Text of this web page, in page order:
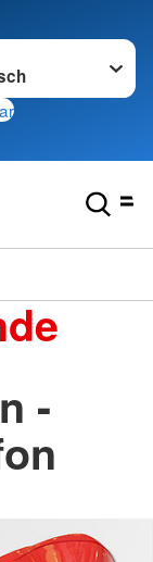
wechseln zu
-